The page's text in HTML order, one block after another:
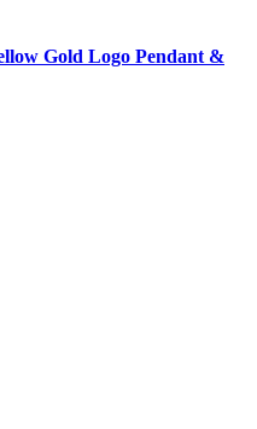
Gold Logo Pendant &